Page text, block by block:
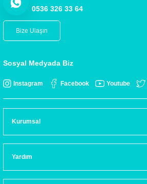
0536 326 33 64
Bize Ulaşın
Sosyal Medyada Biz
Instagram Facebook Youtube
Kurumsal
Yardım